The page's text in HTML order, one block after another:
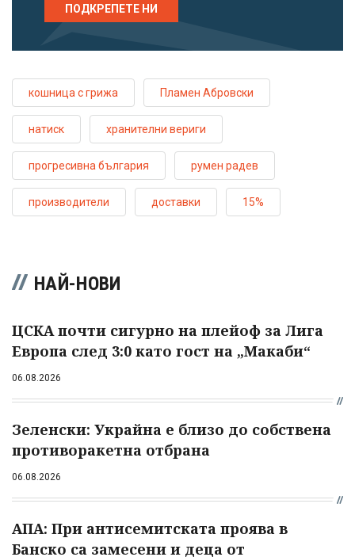
ПОДКРЕПЕТЕ НИ
кошница с грижа Пламен Абровски
натиск хранителни вериги
прогресивна българия румен радев
производители доставки 15%
НАЙ-НОВИ
ЦСКА почти сигурно на плейоф за Лига
Европа след 3:0 като гост на „Макаби“
06.08.2026
Зеленски: Украйна е близо до собствена
противоракетна отбрана
06.08.2026
АПА: При антисемитската проява в
Банско са замесени и деца от